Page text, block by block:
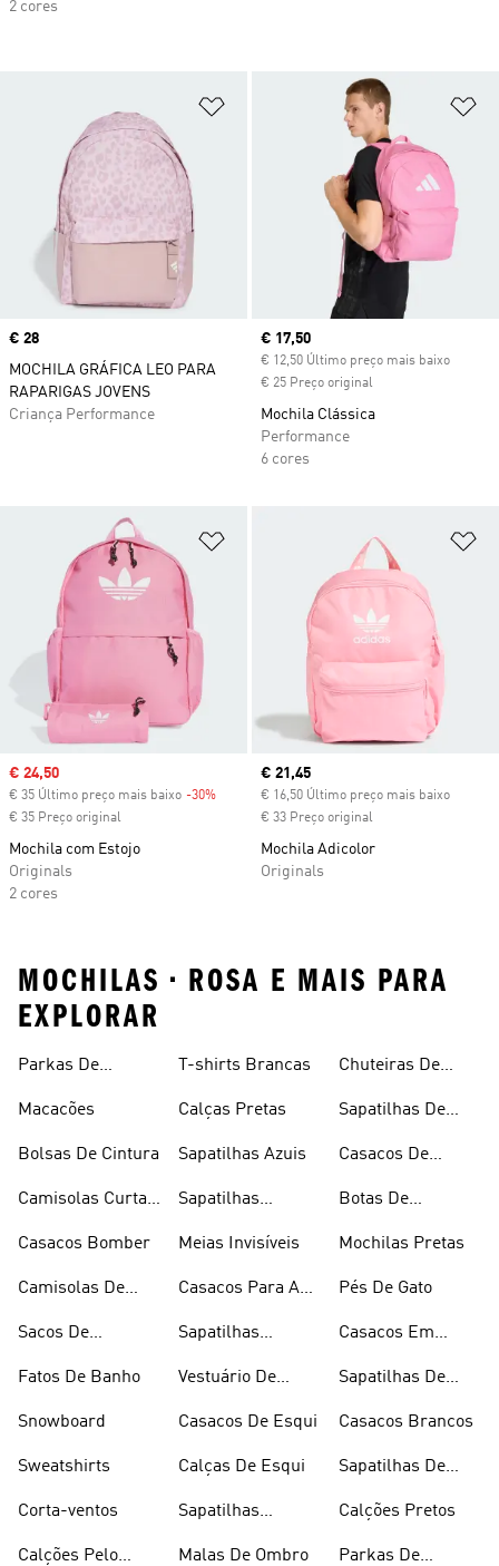
Adicionar à Lista de Desejos
Price
€ 28
MOCHILA GRÁFICA LEO PARA
RAPARIGAS JOVENS
Criança Performance
Current price
€ 17,50
€ 12,50 Último preço mais baixo
€ 25 Preço original
Mochila Clássica
Performance
6 cores
Adicionar à Lista de Desejos
Sale price
€ 24,50
€ 35 Último preço mais baixo -30% Discount
€ 35 Preço original
Mochila com Estojo
Originals
2 cores
Current price
€ 21,45
€ 16,50 Último preço mais baixo
€ 33 Preço original
Mochila Adicolor
Originals
2 cores
MOCHILAS • ROSA E MAIS PARA
EXPLORAR
Parkas De
Macacões
Bolsas De Cintura
Camisolas Curtas
Casacos Bomber
Camisolas De
Sacos De
Fatos De Banho
Snowboard
Sweatshirts
Corta-ventos
Calções Pelo
T-shirts Brancas
Calças Pretas
Sapatilhas Azuis
Sapatilhas
Meias Invisíveis
Casacos Para A
Sapatilhas
Vestuário De
Casacos De Esqui
Calças De Esqui
Sapatilhas
Malas De Ombro
Chuteiras De
Sapatilhas De
Casacos De
Botas De
Mochilas Pretas
Pés De Gato
Casacos Em
Sapatilhas De
Casacos Brancos
Sapatilhas De
Calções Pretos
Parkas De